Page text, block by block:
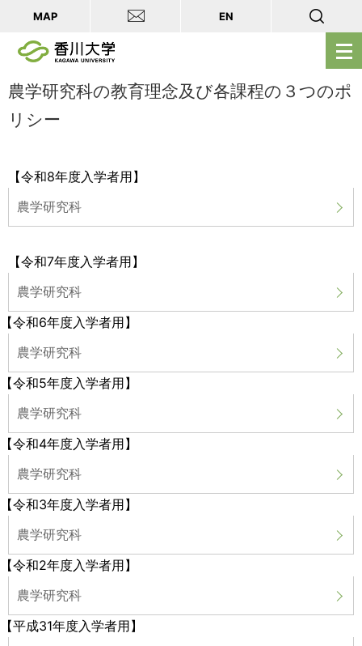
メ
ニ
ュ
MAP EN
農学研究科の教育理念及び各課程の３つのポ
リシー
【令和8年度入学者用】
農学研究科
【令和7年度入学者用】
農学研究科
【令和6年度入学者用】
農学研究科
【令和5年度入学者用】
農学研究科
【令和4年度入学者用】
農学研究科
【令和3年度入学者用】
農学研究科
【令和2年度入学者用】
農学研究科
【平成31年度入学者用】